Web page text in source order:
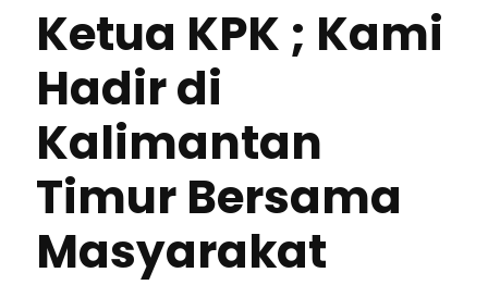
Ketua KPK ; Kami
Hadir di
Kalimantan
Timur Bersama
Masyarakat